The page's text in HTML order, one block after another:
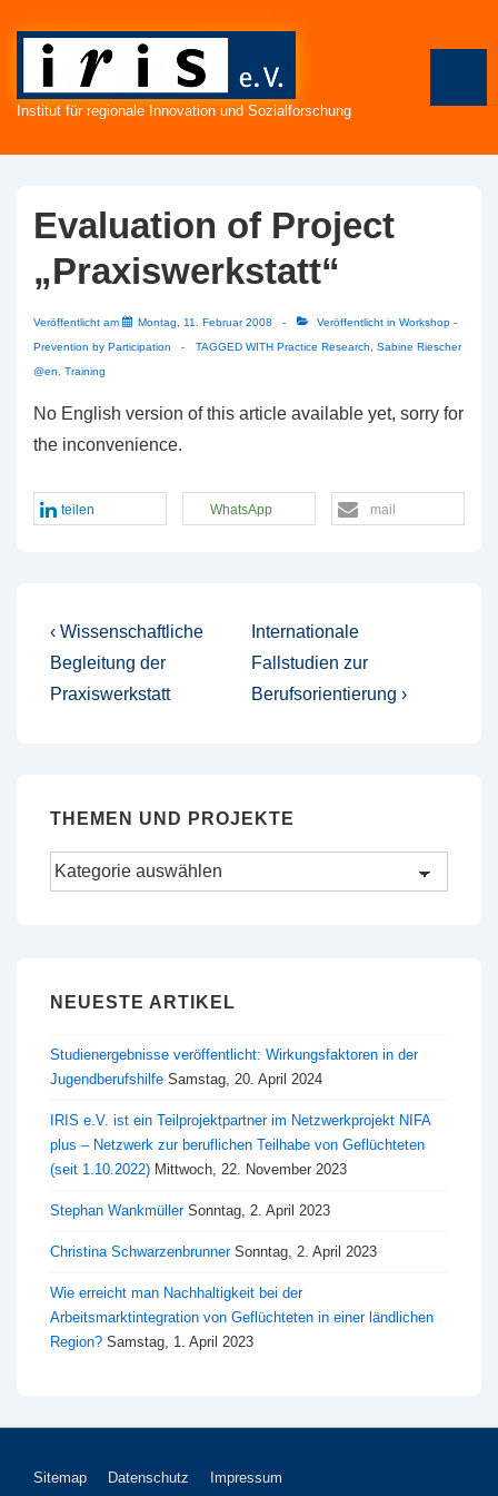
Institut für regionale Innovation und Sozialforschung
Evaluation of Project
„Praxiswerkstatt“
Veröffentlicht am Montag, 11. Februar 2008 Veröffentlicht in Workshop -
Prevention by Participation
TAGGED WITH Practice Research
Sabine Riescher
@en
Training
No English version of this article available yet, sorry for
the inconvenience.
teilen WhatsApp mail
Beitragsnavigation
Vorheriger
Beitrag
ist
‹ Wissenschaftliche
Begleitung der
Praxiswerkstatt
Nächster
Beitrag
ist
Internationale
Fallstudien zur
Berufsorientierung ›
THEMEN UND PROJEKTE
Themen
NEUESTE ARTIKEL
Studienergebnisse veröffentlicht: Wirkungsfaktoren in der
Jugendberufshilfe Samstag, 20. April 2024
IRIS e.V. ist ein Teilprojektpartner im Netzwerkprojekt NIFA
plus – Netzwerk zur beruflichen Teilhabe von Geflüchteten
(seit 1.10.2022) Mittwoch, 22. November 2023
Stephan Wankmüller Sonntag, 2. April 2023
Christina Schwarzenbrunner Sonntag, 2. April 2023
Wie erreicht man Nachhaltigkeit bei der
Arbeitsmarktintegration von Geflüchteten in einer ländlichen
Region? Samstag, 1. April 2023
Footer-
Sitemap Datenschutz Impressum